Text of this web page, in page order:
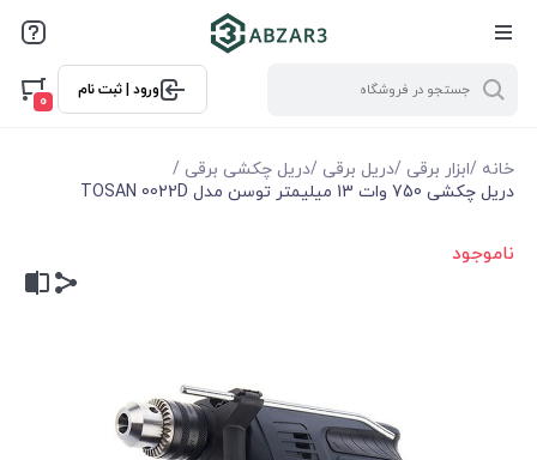
ورود | ثبت نام
0
خانه /ابزار برقی /دریل برقی /دریل چکشی برقی /
دریل چکشی 750 وات 13 میلیمتر توسن مدل TOSAN 0022D
ناموجود